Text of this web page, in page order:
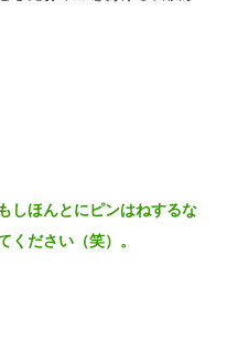
しほんとにピンはねするな
ください（笑）。